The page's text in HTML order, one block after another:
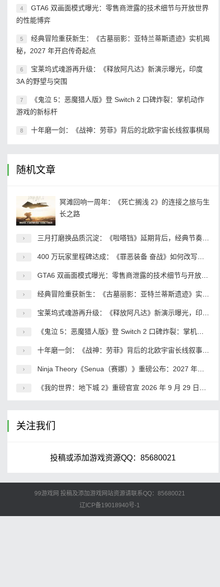
4
GTA6 双画面模式曝光：零售商泄露的技术细节与开放世界
的性能博弈
5
经典冒险重获新生：《古墓丽影：亚特兰蒂斯遗迹》实机揭
秘，2027 年开启传奇起点
6
宝莱坞式魂游再升级：《释放阿凡达》新演示曝光，印度
3A 的野望与突围
7
《鬼泣 5：恶魔猎人版》登 Switch 2 口碑炸裂：掌机动作
游戏的新标杆
8 十年磨一剑：《战神：劳菲》背后的北欧宇宙长线叙事棋局
随机文章
冥滩回响一周年：《死亡搁浅 2》的连接之旅与生
长之路
三月打磨换品质沉淀：《啦嗒铛》延期背后，经典节奏 IP 的重生之路
400 万玩家里程碑达成：《罪恶装备 奋战》如何改写小众格斗游戏的命运
GTA6 双画面模式曝光：零售商泄露的技术细节与开放世界的性能博弈
经典冒险重获新生：《古墓丽影：亚特兰蒂斯遗迹》实机揭秘，2027 年开启传奇起点
宝莱坞式魂游再升级：《释放阿凡达》新演示曝光，印度 3A 的野望与突围
《鬼泣 5：恶魔猎人版》登 Switch 2 口碑炸裂：掌机动作游戏的新标杆
十年磨一剑：《战神：劳菲》背后的北欧宇宙长线叙事棋局
Ninja Theory《Senua（赛娜）》重磅公布：2027 年发售 首发 XGP 坚守线性叙事打造沉浸式史诗
《我的世界：地下城 2》重磅官宣 2026 年 9 月 29 日全球发售 全平台覆盖含 Switch 2 首发
关注我们
投稿或添加游戏资源QQ：85680021
99游戏网 投稿及添加游戏网站资源请联系QQ：85680021
辽ICP备19018940号-1